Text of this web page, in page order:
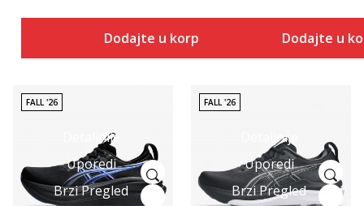
Dodajte u korpu Dodajte u
Detaljnije
Uporedi
Brzi Pregled
FALL '26
Detaljnije
Uporedi
Brzi Pregled
FALL '26